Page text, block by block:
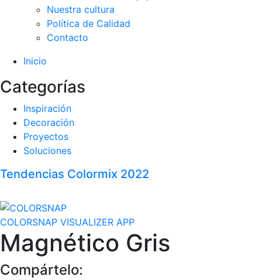
Nuestra cultura
Política de Calidad
Contacto
Inicio
Categorías
Inspiración
Decoración
Proyectos
Soluciones
Tendencias Colormix 2022
COLORSNAP VISUALIZER APP
Magnético Gris
Compártelo: